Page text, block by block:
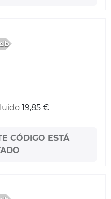
19,85 €
CÓDIGO ESTÁ